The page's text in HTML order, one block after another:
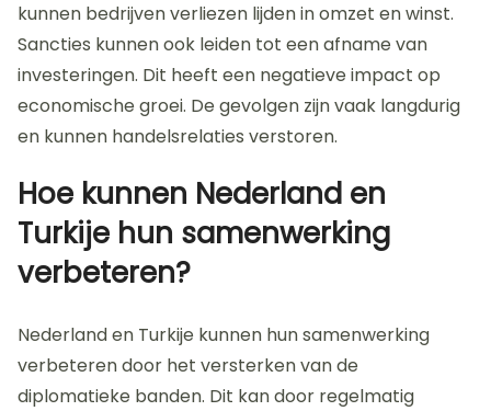
kunnen bedrijven verliezen lijden in omzet en winst.
Sancties kunnen ook leiden tot een afname van
investeringen. Dit heeft een negatieve impact op
economische groei. De gevolgen zijn vaak langdurig
en kunnen handelsrelaties verstoren.
Hoe kunnen Nederland en
Turkije hun samenwerking
verbeteren?
Nederland en Turkije kunnen hun samenwerking
verbeteren door het versterken van de
diplomatieke banden. Dit kan door regelmatig